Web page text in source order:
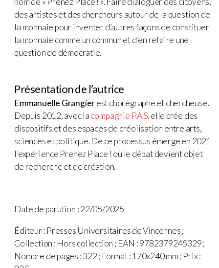
des artistes et des chercheurs autour de la question de
la monnaie pour inventer d’autres façons de constituer
la monnaie comme un commun et d’en refaire une
question de démocratie.
Présentation de l’autrice
Emmanuelle Grangierest chorégraphe et chercheuse.
Depuis 2012, avec la compagnie P.A.S.elle crée des
dispositifs et des espaces de créolisation entre arts,
sciences et politique. De ce processus émerge en 2021
l’expérience Prenez Place ! où le débat devient objet
de recherche et de création.
Date de parution : 22/05/2025
Éditeur : Presses Universitaires de Vincennes ;
Collection : Hors collection ; EAN : 9782379245329 ;
Nombre de pages : 322 ; Format : 170x240 mm ; Prix :